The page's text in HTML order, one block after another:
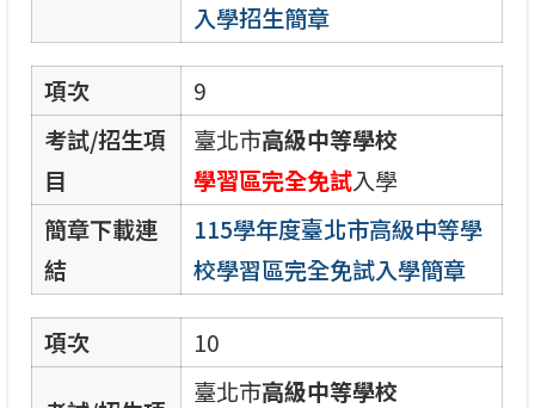
入學招生簡章
項次
9
考試/招生項
目
臺北市高級中等學校
學習區完全免試入學
簡章下載連
結
115學年度臺北市高級中等學
校學習區完全免試入學簡章
項次 10
臺北市高級中等學校